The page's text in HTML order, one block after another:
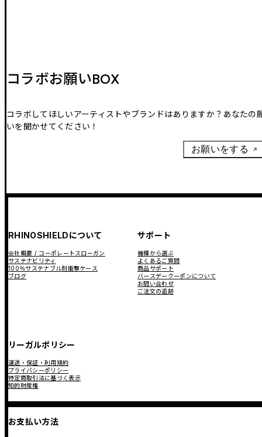
コラボお願いBOX
コラボしてほしいアーティストやブランドはありますか？あなたの
いを聞かせてください！
お願いをする
RHINOSHIELDについて
会社概要 / コーポレートスローガン
サステナビリティ
100％サステナブル耐衝撃ケース
ブログ
サポート
機種から選ぶ
よくあるご質問
商品サポート
バースデークーポンについて
お問い合わせ
ご注文の追跡
リーガルポリシー
運送・保証・利用規約
プライバシーポリシー
特定商取引法に基づく表示
知的財産権
お支払い方法